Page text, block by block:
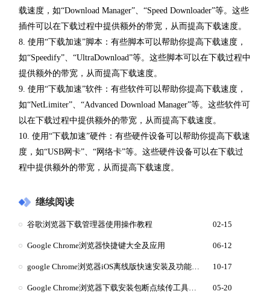
载速度，如“Download Manager”、“Speed Downloader”等。这些
插件可以在下载过程中提供额外的带宽，从而提高下载速度。
8. 使用“下载加速”脚本：有些脚本可以帮助你提高下载速度，
如“Speedify”、“UltraDownload”等。这些脚本可以在下载过程中
提供额外的带宽，从而提高下载速度。
9. 使用“下载加速”软件：有些软件可以帮助你提高下载速度，
如“NetLimiter”、“Advanced Download Manager”等。这些软件可
以在下载过程中提供额外的带宽，从而提高下载速度。
10. 使用“下载加速”硬件：有些硬件设备可以帮助你提高下载速
度，如“USB网卡”、“网络卡”等。这些硬件设备可以在下载过
程中提供额外的带宽，从而提高下载速度。
继续阅读
谷歌浏览器下载管理器使用操作教程 02-15
Google Chrome浏览器快捷键大全及应用 06-12
google Chrome浏览器iOS离线版快速安装及功能配置 10-17
Google Chrome浏览器下载安装包断点续传工具推荐 05-20